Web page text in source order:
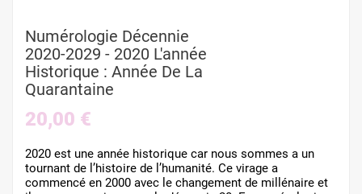
Numérologie Décennie
2020-2029 - 2020 L'année
Historique : Année De La
Quarantaine
20,00 €
2020 est une année historique car nous sommes a un
tournant de l’histoire de l’humanité. Ce virage a
commencé en 2000 avec le changement de millénaire et